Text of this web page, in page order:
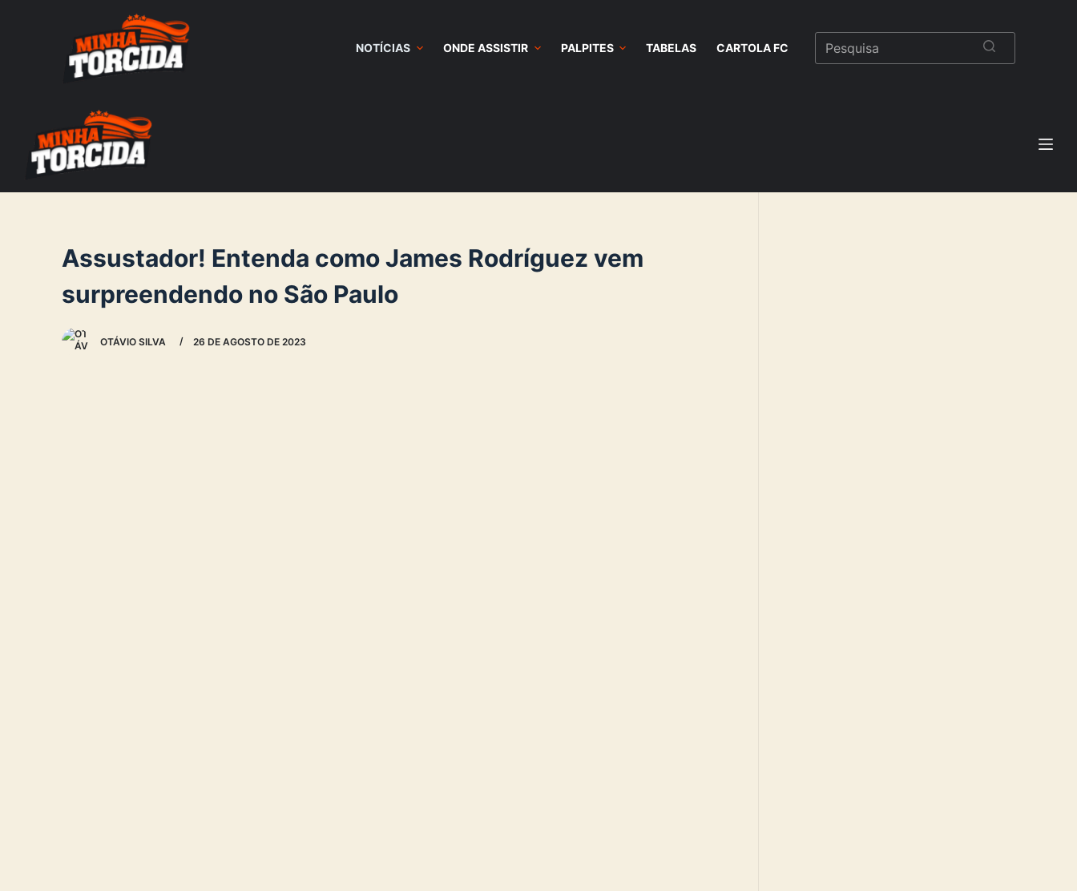
NOTÍCIAS ONDE ASSISTIR PALPITES TABELAS CARTOLA FC
Assustador! Entenda como James Rodríguez vem
surpreendendo no São Paulo
OTÁVIO SILVA 26 DE AGOSTO DE 2023